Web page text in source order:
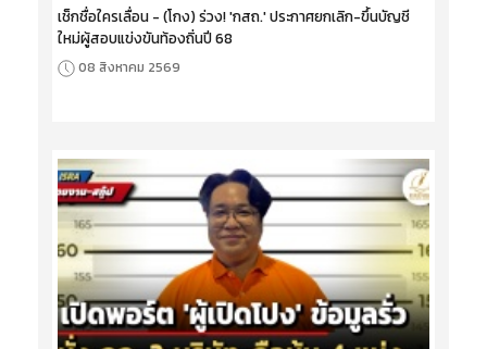
เช็กชื่อใครเลื่อน - (โกง) ร่วง! 'กสถ.' ประกาศยกเลิก-ขึ้นบัญชี
ใหม่ผู้สอบแข่งขันท้องถิ่นปี 68
08 สิงหาคม 2569